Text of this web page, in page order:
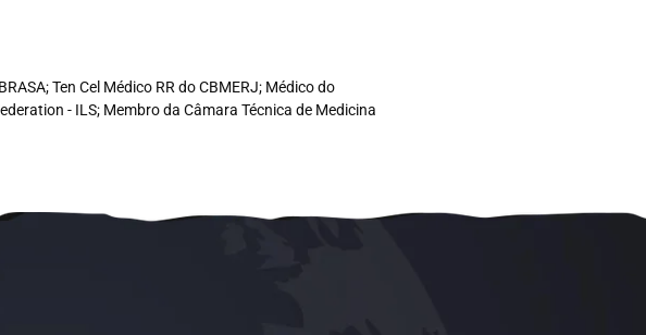
Ten Cel Médico RR do CBMERJ; Médico do
- ILS; Membro da Câmara Técnica de Medicina